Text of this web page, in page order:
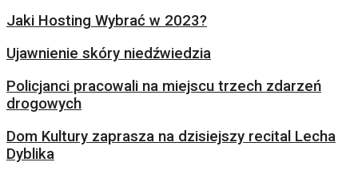
Jaki Hosting Wybrać w 2023?
Ujawnienie skóry niedźwiedzia
Policjanci pracowali na miejscu trzech zdarzeń
drogowych
Dom Kultury zaprasza na dzisiejszy recital Lecha
Dyblika